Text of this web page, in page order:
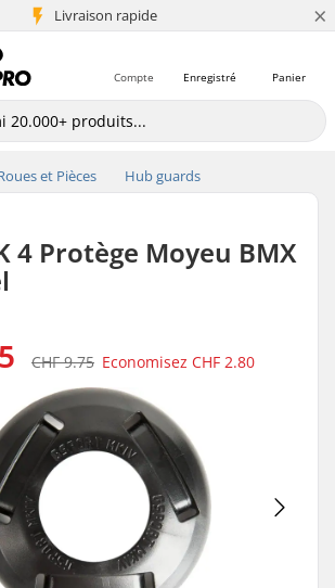
Livraison rapide
+5 mio de clients ×
Panier
Enregistré
Compte
et Pièces Hub guards
4 Protège Moyeu BMX
CHF 9.75 Economisez CHF 2.80